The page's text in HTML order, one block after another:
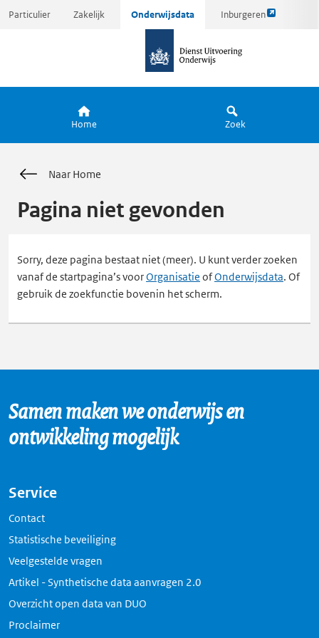
Ga
Particulier Zakelijk Onderwijsdata Inburgeren
Link
pagina
de
Home Zoek
Naar Home
Pagina niet gevonden
Sorry, deze pagina bestaat niet (meer). U kunt verder zoeken
vanaf de startpagina’s voorOrganisatie ofOnderwijsdata. Of
gebruik de zoekfunctie bovenin het scherm.
Samen maken we onderwijs en
ontwikkeling mogelijk
Service
Contact
Statistische beveiliging
Veelgestelde vragen
Artikel - Synthetische data aanvragen 2.0
Overzicht open data van DUO
Proclaimer